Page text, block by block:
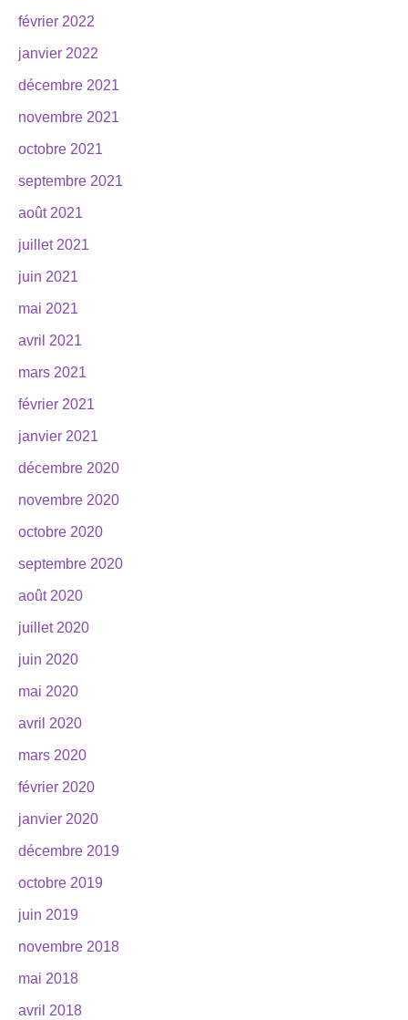
février 2022
janvier 2022
décembre 2021
novembre 2021
octobre 2021
septembre 2021
août 2021
juillet 2021
juin 2021
mai 2021
avril 2021
mars 2021
février 2021
janvier 2021
décembre 2020
novembre 2020
octobre 2020
septembre 2020
août 2020
juillet 2020
juin 2020
mai 2020
avril 2020
mars 2020
février 2020
janvier 2020
décembre 2019
octobre 2019
juin 2019
novembre 2018
mai 2018
avril 2018